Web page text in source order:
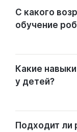
С какого
обучение
Какие
у детей?
Подходит ли